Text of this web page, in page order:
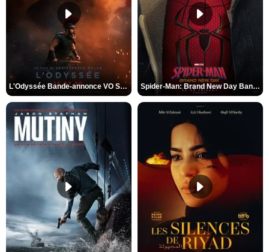
L'Odyssée Bande-annonce VO STFR Spider-Man: Brand New Day Bande-annonce VO STFR